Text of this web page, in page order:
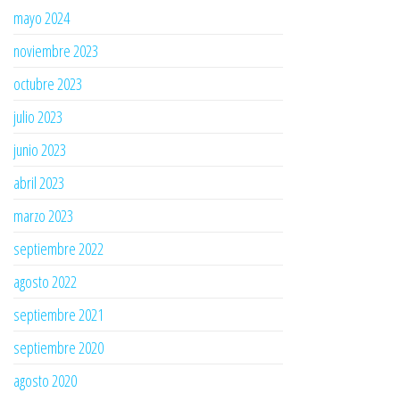
mayo 2024
noviembre 2023
octubre 2023
julio 2023
junio 2023
abril 2023
marzo 2023
septiembre 2022
agosto 2022
septiembre 2021
septiembre 2020
agosto 2020